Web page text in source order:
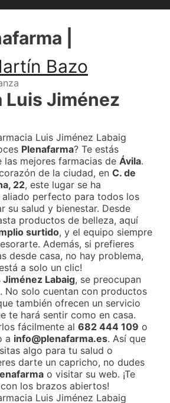
Bazo
|
Luis Jiménez
Plenafarma? Te estás
las mejores farmacias de Ávila.
de la ciudad, en C. de
22, este lugar se ha
perfecto para todos los
su salud y bienestar. Desde
productos de belleza, aquí
surtido, y el equipo siempre
Además, si prefieres
desde casa, no hay problema,
a solo un clic!
Jiménez Labaig, se preocupan
No solo cuentan con productos
también ofrecen un servicio
te hará sentir como en casa.
fácilmente al 682 444 109 o
a info@plenafarma.es. Así que
algo para tu salud o
darte un capricho, no dudes
o visitar su web. ¡Te
los brazos abiertos!